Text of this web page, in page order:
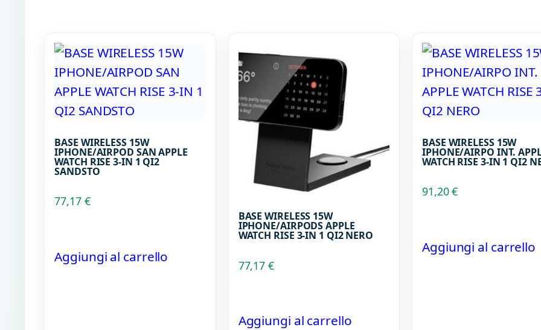
BASE WIRELESS 15W
IPHONE/AIRPOD SAN APPLE
WATCH RISE 3-IN 1 QI2
SANDSTO
77,17 €
Aggiungi al carrello
BASE WIRELESS 15W
IPHONE/AIRPODS APPLE
WATCH RISE 3-IN 1 QI2 NERO
77,17€
Aggiungi al carrello
BASE WIRELESS 15W
IPHONE/AIRPO INT.
WATCH RISE 3-IN 1 QI2
91,20€
Aggiungi al carrello